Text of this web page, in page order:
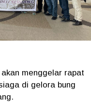
menggelar rapat
di gelora bung